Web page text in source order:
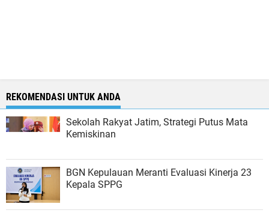
REKOMENDASI UNTUK ANDA
Sekolah Rakyat Jatim, Strategi Putus Mata
Kemiskinan
BGN Kepulauan Meranti Evaluasi Kinerja 23
Kepala SPPG